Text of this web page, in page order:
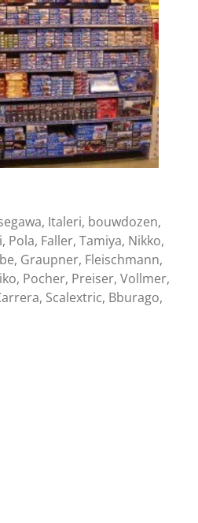
Italeri, bouwdozen,
Faller, Tamiya, Nikko,
Graupner, Fleischmann,
Pocher, Preiser, Vollmer,
Scalextric, Bburago,